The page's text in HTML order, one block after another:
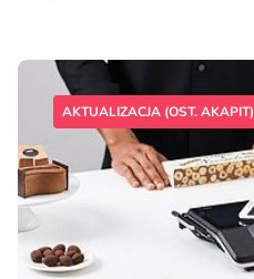
AKTUALIZACJA (OST. AKAPIT)